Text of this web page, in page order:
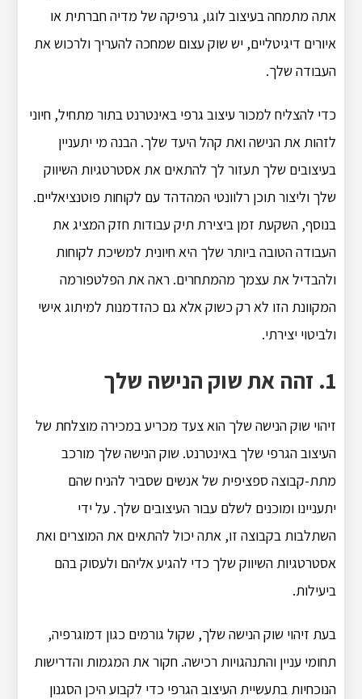
אתה מתמחה בעיצוב לוגו, גרפיקה של מדיה חברתית או
איורים דיגיטליים, יש שוק עצום שמחכה להעריך ולרכוש את
העבודה שלך.
כדי להצליח למכור עיצוב גרפי באינטרנט בתור מתחיל, חיוני
לזהות את הנישה ואת קהל היעד שלך. הבנה מי יתעניין
בעיצובים שלך תעזור לך להתאים את אסטרטגיות השיווק
שלך וליצור תוכן רלוונטי המהדהד עם לקוחות פוטנציאליים.
בנוסף, השקעת זמן ביצירת תיק עבודות חזק המציג את
העבודה הטובה ביותר שלך היא חיונית למשיכת לקוחות
ולהבדיל את עצמך מהמתחרים. ראה את הפלטפורמה
המקוונת הזו לא רק כשוק אלא גם כהזדמנות למיתוג אישי
ולביטוי יצירתי.
1. זהה את שוק הנישה שלך
זיהוי שוק הנישה שלך הוא צעד מכריע במכירה מוצלחת של
העיצוב הגרפי שלך באינטרנט. שוק הנישה שלך מורכב
מתת-קבוצה ספציפית של אנשים שסביר להניח שהם
יתעניינו ומוכנים לשלם עבור העיצובים שלך. על ידי
השתלבות בקבוצה זו, אתה יכול להתאים את המוצרים ואת
אסטרטגיות השיווק שלך כדי להגיע אליהם ולעסוק בהם
ביעילות.
בעת זיהוי שוק הנישה שלך, שקול גורמים כגון דמוגרפיה,
תחומי עניין והתנהגויות רכישה. חקור את המגמות והדרישות
הנוכחיות בתעשיית העיצוב הגרפי כדי לקבוע היכן הסגנון